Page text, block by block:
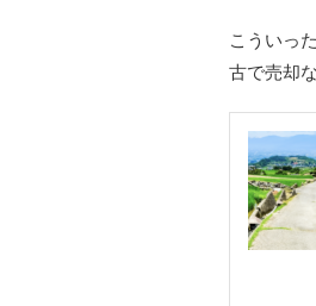
こういっ
古で売却